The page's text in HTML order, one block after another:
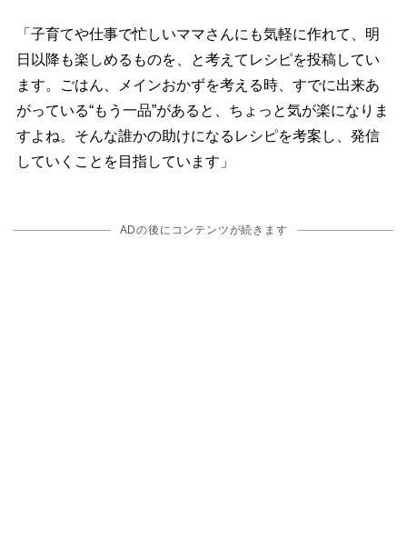
「子育てや仕事で忙しいママさんにも気軽に作れて、明
日以降も楽しめるものを、と考えてレシピを投稿してい
ます。ごはん、メインおかずを考える時、すでに出来あ
がっている“もう一品”があると、ちょっと気が楽になりま
すよね。そんな誰かの助けになるレシピを考案し、発信
していくことを目指しています」
ADの後にコンテンツが続きます